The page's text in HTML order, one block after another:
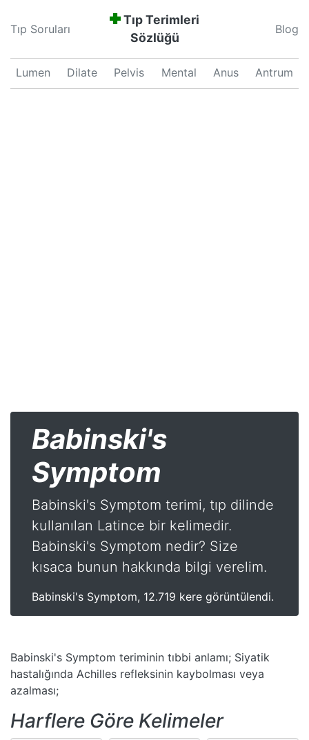
Tıp Soruları
Tıp Terimleri
Sözlüğü
Blog
Lumen Dilate Pelvis Mental Anus
Antrum
Babinski's
Symptom
Babinski's Symptom terimi, tıp dilinde
kullanılan Latince bir kelimedir.
Babinski's Symptom nedir? Size
kısaca bunun hakkında bilgi verelim.
Babinski's Symptom, 12.719 kere görüntülendi.
Babinski's Symptom teriminin tıbbi anlamı; Siyatik
hastalığında Achilles refleksinin kaybolması veya
azalması;
Harflere Göre Kelimeler